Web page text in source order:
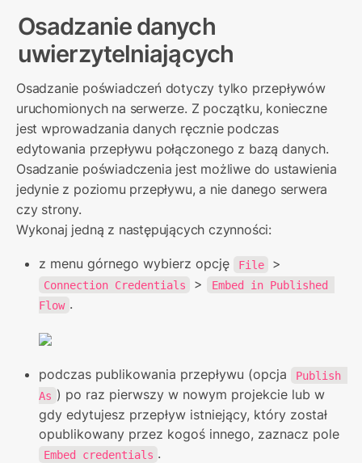
Osadzanie danych
uwierzytelniających
Osadzanie poświadczeń dotyczy tylko przepływów
uruchomionych na serwerze. Z początku, konieczne
jest wprowadzania danych ręcznie podczas
edytowania przepływu połączonego z bazą danych.
Osadzanie poświadczenia jest możliwe do ustawienia
jedynie z poziomu przepływu, a nie danego serwera
czy strony.
Wykonaj jedną z następujących czynności:
z menu górnego wybierz opcję File
Connection Credentials >
Embed in Published
Flow .
podczas publikowania przepływu (opcja
Publish
As ) po raz pierwszy w nowym projekcie lub w
gdy edytujesz przepływ istniejący, który został
Embed credentials .